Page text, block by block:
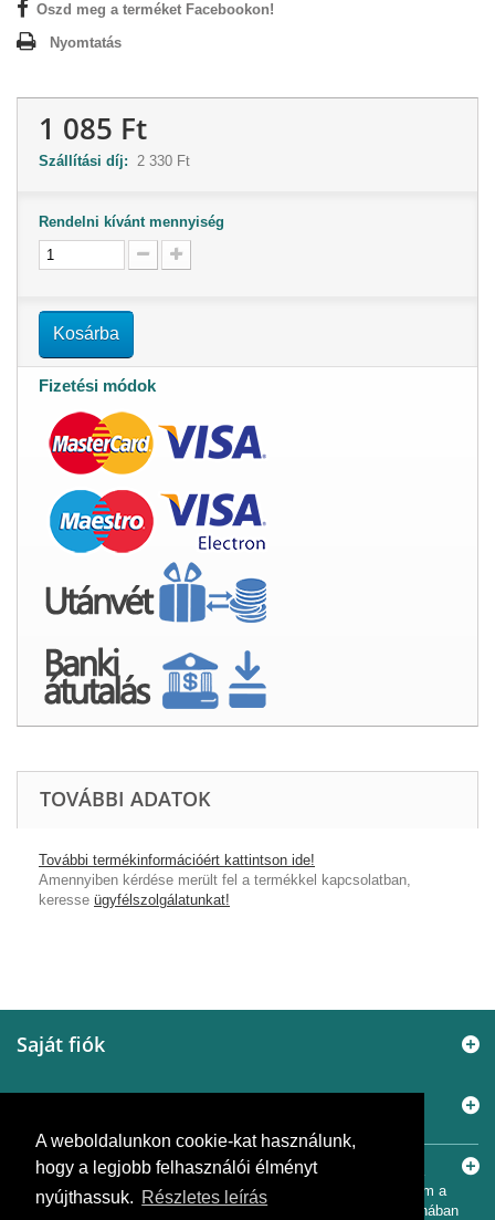
A weboldalunkon cookie-kat használunk,
hogy a legjobb felhasználói élményt
nyújthassuk. Részletes leírás
Oszd meg a terméket Facebookon!
Nyomtatás
1 085 Ft
Szállítási díj: 2 330 Ft
Rendelni kívánt mennyiség
Kosárba
Fizetési módok
TOVÁBBI ADATOK
További termékinformációért kattintson ide!
Amennyiben kérdése merült fel a termékkel kapcsolatban,
keresse ügyfélszolgálatunkat!
Saját fiók
© 2005 - 2026Murányi Épületgépészet Kft.A SiemensBolt.hu a
Murányi Épületgépészet Kft. független webáruháza. Az oldal nem a
Siemens AG hivatalos oldala, és nem áll a Siemens AG tulajdonában
Elérhetőségek